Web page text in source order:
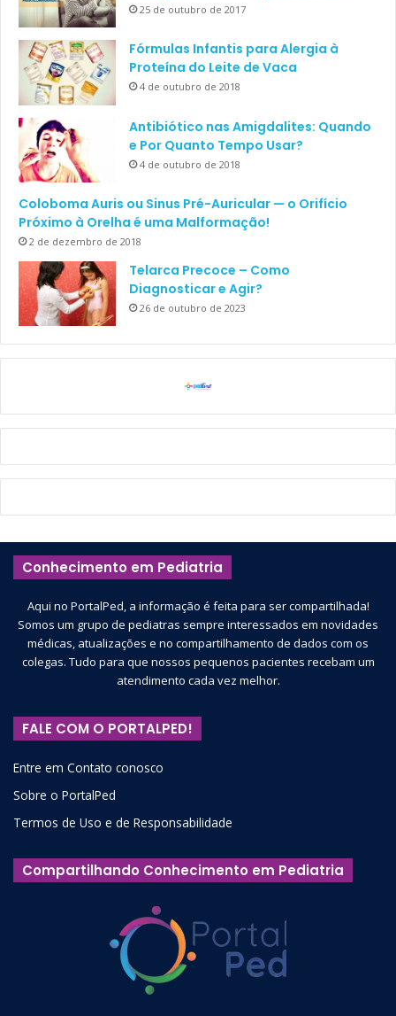
25 de outubro de 2017
Fórmulas Infantis para Alergia à
Proteína do Leite de Vaca
4 de outubro de 2018
Antibiótico nas Amigdalites: Quando
e Por Quanto Tempo Usar?
4 de outubro de 2018
Coloboma Auris ou Sinus Pré-Auricular — o Orifício
Próximo à Orelha é uma Malformação!
2 de dezembro de 2018
Telarca Precoce – Como
Diagnosticar e Agir?
26 de outubro de 2023
Conhecimento em Pediatria
Aqui no PortalPed, a informação é feita para ser compartilhada!
Somos um grupo de pediatras sempre interessados em novidades
médicas, atualizações e no compartilhamento de dados com os
colegas. Tudo para que nossos pequenos pacientes recebam um
atendimento cada vez melhor.
FALE COM O PORTALPED!
Entre em Contato conosco
Sobre o PortalPed
Termos de Uso e de Responsabilidade
Compartilhando Conhecimento em Pediatria